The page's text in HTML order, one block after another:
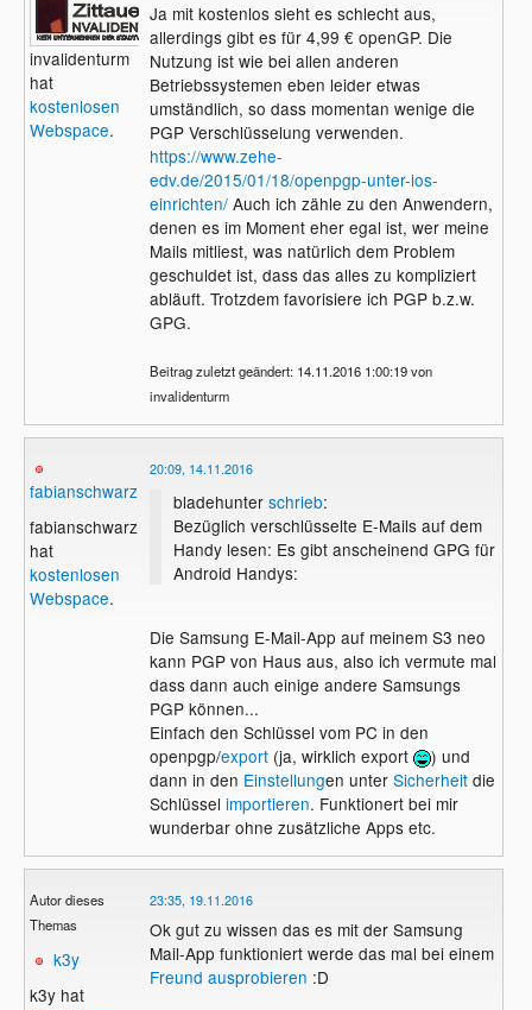
invalidenturm
hat
kostenlosen
Webspace.
Ja mit kostenlos sieht es schlecht aus,
allerdings gibt es für 4,99 € openGP. Die
Nutzung ist wie bei allen anderen
Betriebssystemen eben leider etwas
umständlich, so dass momentan wenige die
PGP Verschlüsselung verwenden.
https://www.zehe-
edv.de/2015/01/18/openpgp-unter-ios-
einrichten/Auch ich zähle zu den Anwendern,
denen es im Moment eher egal ist, wer meine
Mails mitliest, was natürlich dem Problem
geschuldet ist, dass das alles zu kompliziert
abläuft. Trotzdem favorisiere ich PGP b.z.w.
GPG.
Beitrag zuletzt geändert: 14.11.2016 1:00:19 von
invalidenturm
fabianschwarz
fabianschwarz
hat
kostenlosen
Webspace.
20:09, 14.11.2016
bladehunter schrieb:
Bezüglich verschlüsselte E-Mails auf dem
Handy lesen: Es gibt anscheinend GPG für
Android Handys:
Die Samsung E-Mail-App auf meinem S3 neo
kann PGP von Haus aus, also ich vermute mal
dass dann auch einige andere Samsungs
PGP können...
Einfach den Schlüssel vom PC in den
openpgp/export(ja, wirklich export
) und
dann in den Einstellungen unter Sicherheitdie
Schlüssel importieren. Funktionert bei mir
wunderbar ohne zusätzliche Apps etc.
Autor dieses
Themas
k3y
k3y hat
23:35, 19.11.2016
Ok gut zu wissen das es mit der Samsung
Mail-App funktioniert werde das mal bei einem
Freund ausprobieren :D